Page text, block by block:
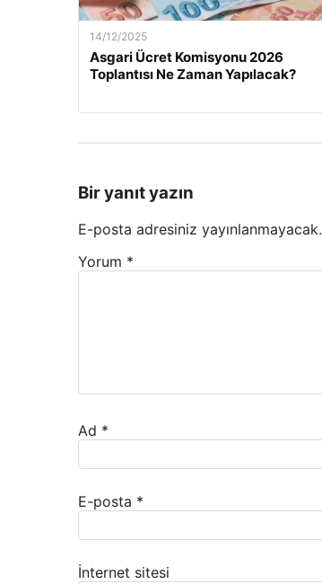
14/12/2025
Asgari Ücret Komisyonu 2026
Toplantısı Ne Zaman Yapılacak?
Bir yanıt yazın
E-posta adresiniz yayınlanmayacak.
Yorum *
Ad *
E-posta *
İnternet sitesi